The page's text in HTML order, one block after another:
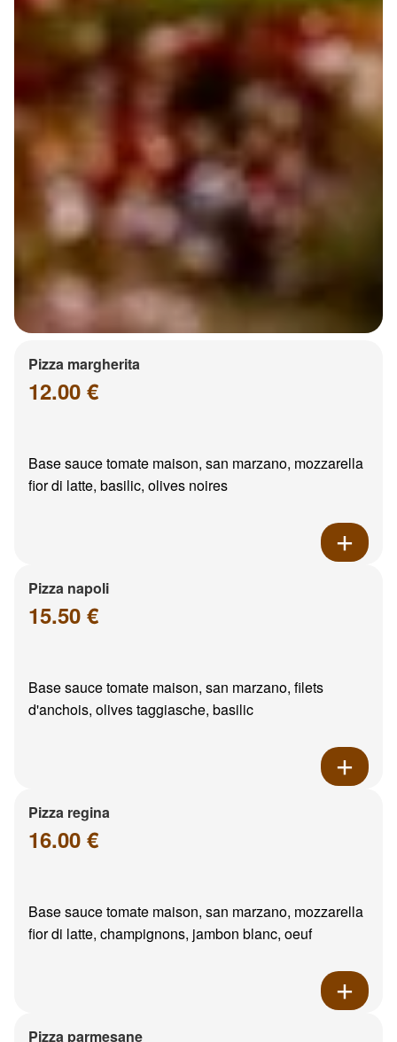
Pizza margherita
12.00 €
Base sauce tomate maison, san marzano, mozzarella
fior di latte, basilic, olives noires
Pizza napoli
15.50 €
Base sauce tomate maison, san marzano, filets
d'anchois, olives taggiasche, basilic
Pizza regina
16.00 €
Base sauce tomate maison, san marzano, mozzarella
fior di latte, champignons, jambon blanc, oeuf
Pizza parmesane